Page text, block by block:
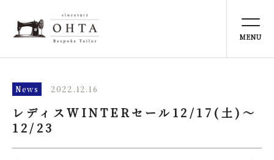
TOP
トップ
お知らせ
ABOUT US
News 2022.12.16
レディスWINTERセール12/17(土)～
12/23